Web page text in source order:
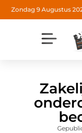
Zondag 9 Augustus